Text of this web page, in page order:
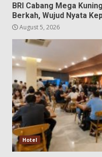
BRI Cabang Mega
Berkah, Wujud Nyata
August 5, 2026
Hotel